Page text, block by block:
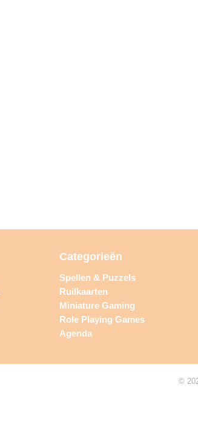
Categorieën
Spellen & Puzzels
Ruilkaarten
Miniature Gaming
Role Playing Games
Agenda
©